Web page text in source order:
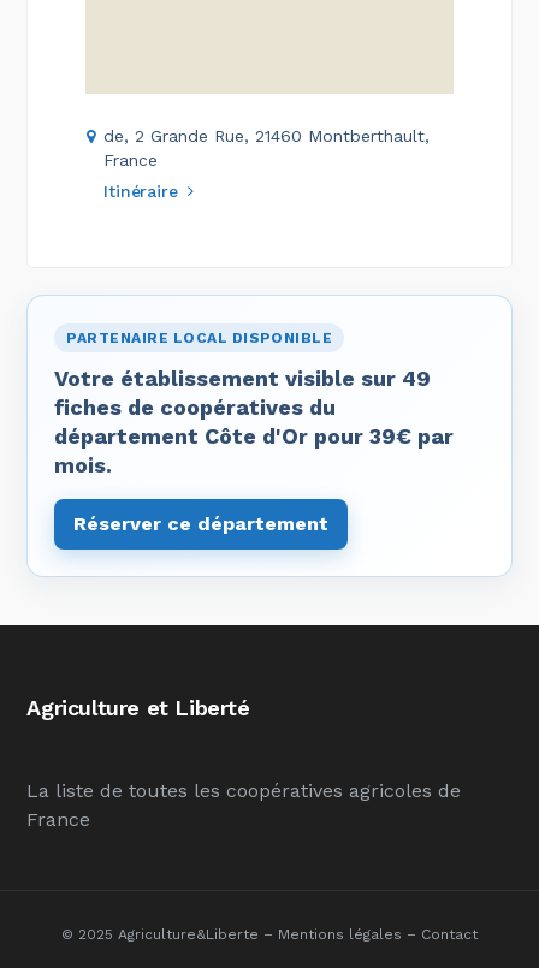
de, 2 Grande Rue, 21460 Montberthault,
France
Itinéraire
PARTENAIRE LOCAL DISPONIBLE
Votre établissement visible sur 49
fiches de coopératives du
département Côte d'Or pour 39€ par
mois.
Réserver ce département
Agriculture et Liberté
La liste de toutes les coopératives agricoles de
France
© 2025 Agriculture&Liberte – Mentions légales – Contact